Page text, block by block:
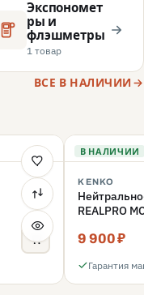
Экспономет
ры и
флэшметры
1 товар
ВСЕ В НАЛИЧИИ
В НАЛИЧИИ
KENKO
REALPRO
9 900 ₽
Гарантия